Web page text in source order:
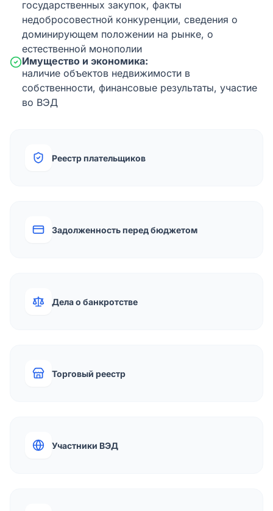
государственных закупок, факты
недобросовестной конкуренции, сведения о
доминирующем положении на рынке, о
естественной монополии
Имущество и экономика:
наличие объектов недвижимости в
собственности, финансовые результаты, участие
во ВЭД
Реестр плательщиков
Задолженность перед бюджетом
Дела о банкротстве
Торговый реестр
Участники ВЭД